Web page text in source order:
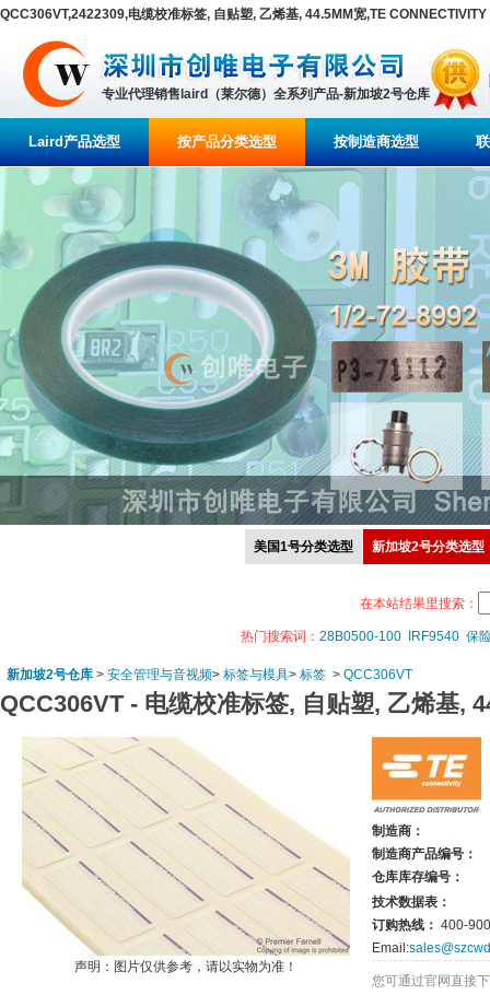
QCC306VT,2422309,电缆校准标签, 自贴塑, 乙烯基, 44.5MM宽,TE CONNECTIVITY
专业代理销售laird（莱尔德）全系列产品-新加坡2号仓库
Laird产品选型 按产品分类选型 按制造商选型
美国1号分类选型 新加坡2号分类选型
在本站结果里搜索：
热门搜索词： 28B0500-100 IRF9540 保
新加坡2号仓库 > 安全管理与音视频> 标签与模具> 标签 > QCC306VT
QCC306VT - 电缆校准标签, 自贴塑, 乙烯基,
声明：图片仅供参考，请以实物为准！
制造商：
制造商产品编号：
仓库库存编号：
技术数据表：
订购热线： 400-
Email:
您可通过官网直接